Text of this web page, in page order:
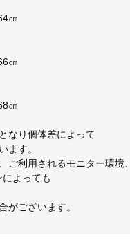
㎝
㎝
㎝
なり個体差によって
ます。
ご利用されるモニター環境、
よっても
がございます。